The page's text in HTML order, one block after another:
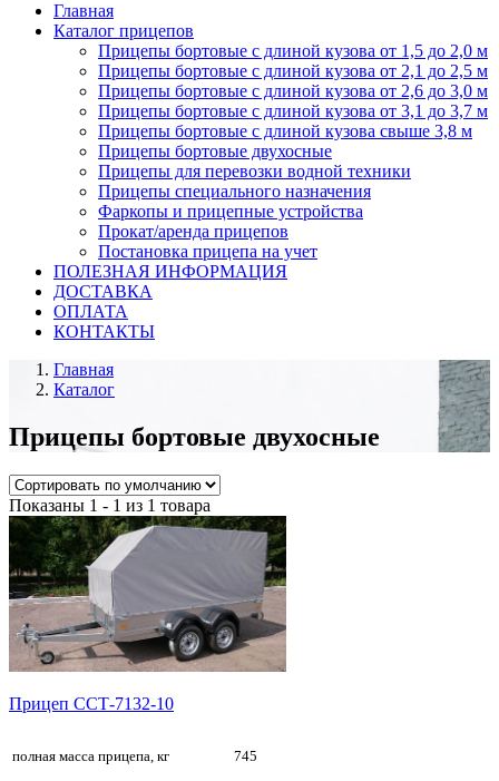
Главная
Каталог прицепов
Прицепы бортовые с длиной кузова от 1,5 до 2,0 м
Прицепы бортовые с длиной кузова от 2,1 до 2,5 м
Прицепы бортовые с длиной кузова от 2,6 до 3,0 м
Прицепы бортовые с длиной кузова от 3,1 до 3,7 м
Прицепы бортовые с длиной кузова свыше 3,8 м
Прицепы бортовые двухосные
Прицепы для перевозки водной техники
Прицепы специального назначения
Фаркопы и прицепные устройства
Прокат/аренда прицепов
Постановка прицепа на учет
ПОЛЕЗНАЯ ИНФОРМАЦИЯ
ДОСТАВКА
ОПЛАТА
КОНТАКТЫ
Главная
Каталог
Прицепы бортовые двухосные
Показаны 1 - 1 из 1 товара
Прицеп ССТ-7132-10
полная масса прицепа, кг 745